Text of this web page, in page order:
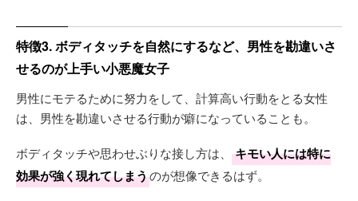
特徴3. ボディタッチを自然にするなど、男性を勘違いさ
せるのが上手い小悪魔女子
男性にモテるために努力をして、計算高い行動をとる女性
は、男性を勘違いさせる行動が癖になっていることも。
ボディタッチや思わせぶりな接し方は、
キモい人には特に
効果が強く現れてしまうのが想像できるはず。